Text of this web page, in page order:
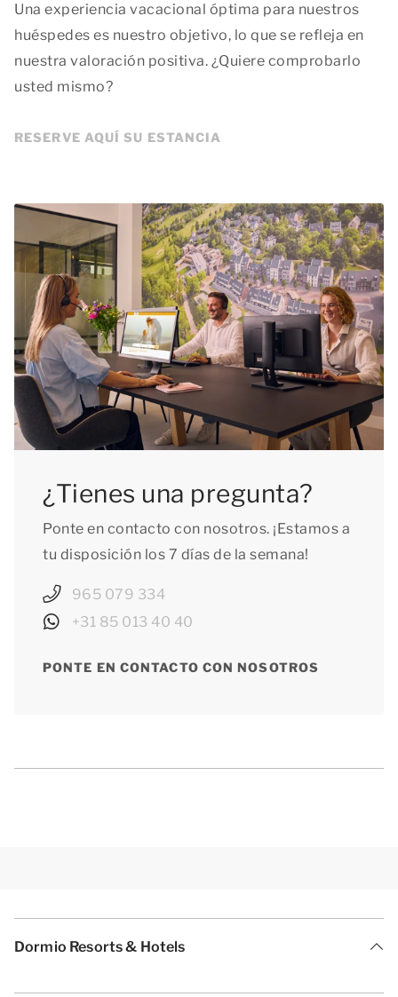
Una experiencia vacacional óptima para nuestros
huéspedes es nuestro objetivo, lo que se refleja en
nuestra valoración positiva. ¿Quiere comprobarlo
usted mismo?
RESERVE AQUÍ SU ESTANCIA
¿Tienes una pregunta?
Ponte en contacto con nosotros. ¡Estamos a
tu disposición los 7 días de la semana!
965 079 334
+31 85 013 40 40
PONTE EN CONTACTO CON NOSOTROS
Dormio Resorts & Hotels